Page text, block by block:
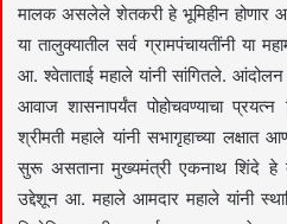
मालक असलेले शेतकरी हे भूमिहीन होणार
या तालुक्यातील सर्व ग्रामपंचायतींनी या
आ. श्वेताताई महाले यांनी सांगितले. आंदोलन
आवाज शासनापर्यंत पोहोचवण्याचा प्रयत्न
श्रीमती महाले यांनी सभागृहाच्या लक्षात
सुरू असताना मुख्यमंत्री एकनाथ शिंदे हे
उद्देशून आ. महाले आमदार महाले यांनी